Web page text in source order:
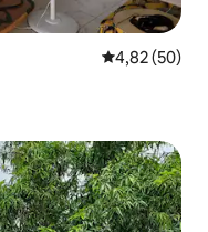
Calificación
4,82 (50)